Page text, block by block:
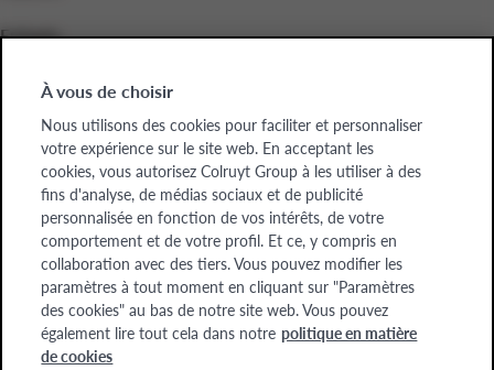
Enfants
Entreprises
A propos de nous
A propos de nous
Chèque-cadeauDevenez formateur Offres d'emploi
Colruyt Group Academy (Division Colruyt Group SA), 1500 HAL, Edingensesteenweg
249, N° d'entreprise : 0400.378.485, BE-0400.378.485.
À vous de choisir
Nous utilisons des cookies pour faciliter et personnaliser
votre expérience sur le site web. En acceptant les
cookies, vous autorisez Colruyt Group à les utiliser à des
fins d'analyse, de médias sociaux et de publicité
personnalisée en fonction de vos intérêts, de votre
comportement et de votre profil. Et ce, y compris en
collaboration avec des tiers. Vous pouvez modifier les
paramètres à tout moment en cliquant sur "Paramètres
des cookies" au bas de notre site web. Vous pouvez
également lire tout cela dans notre politique en matière
de cookies